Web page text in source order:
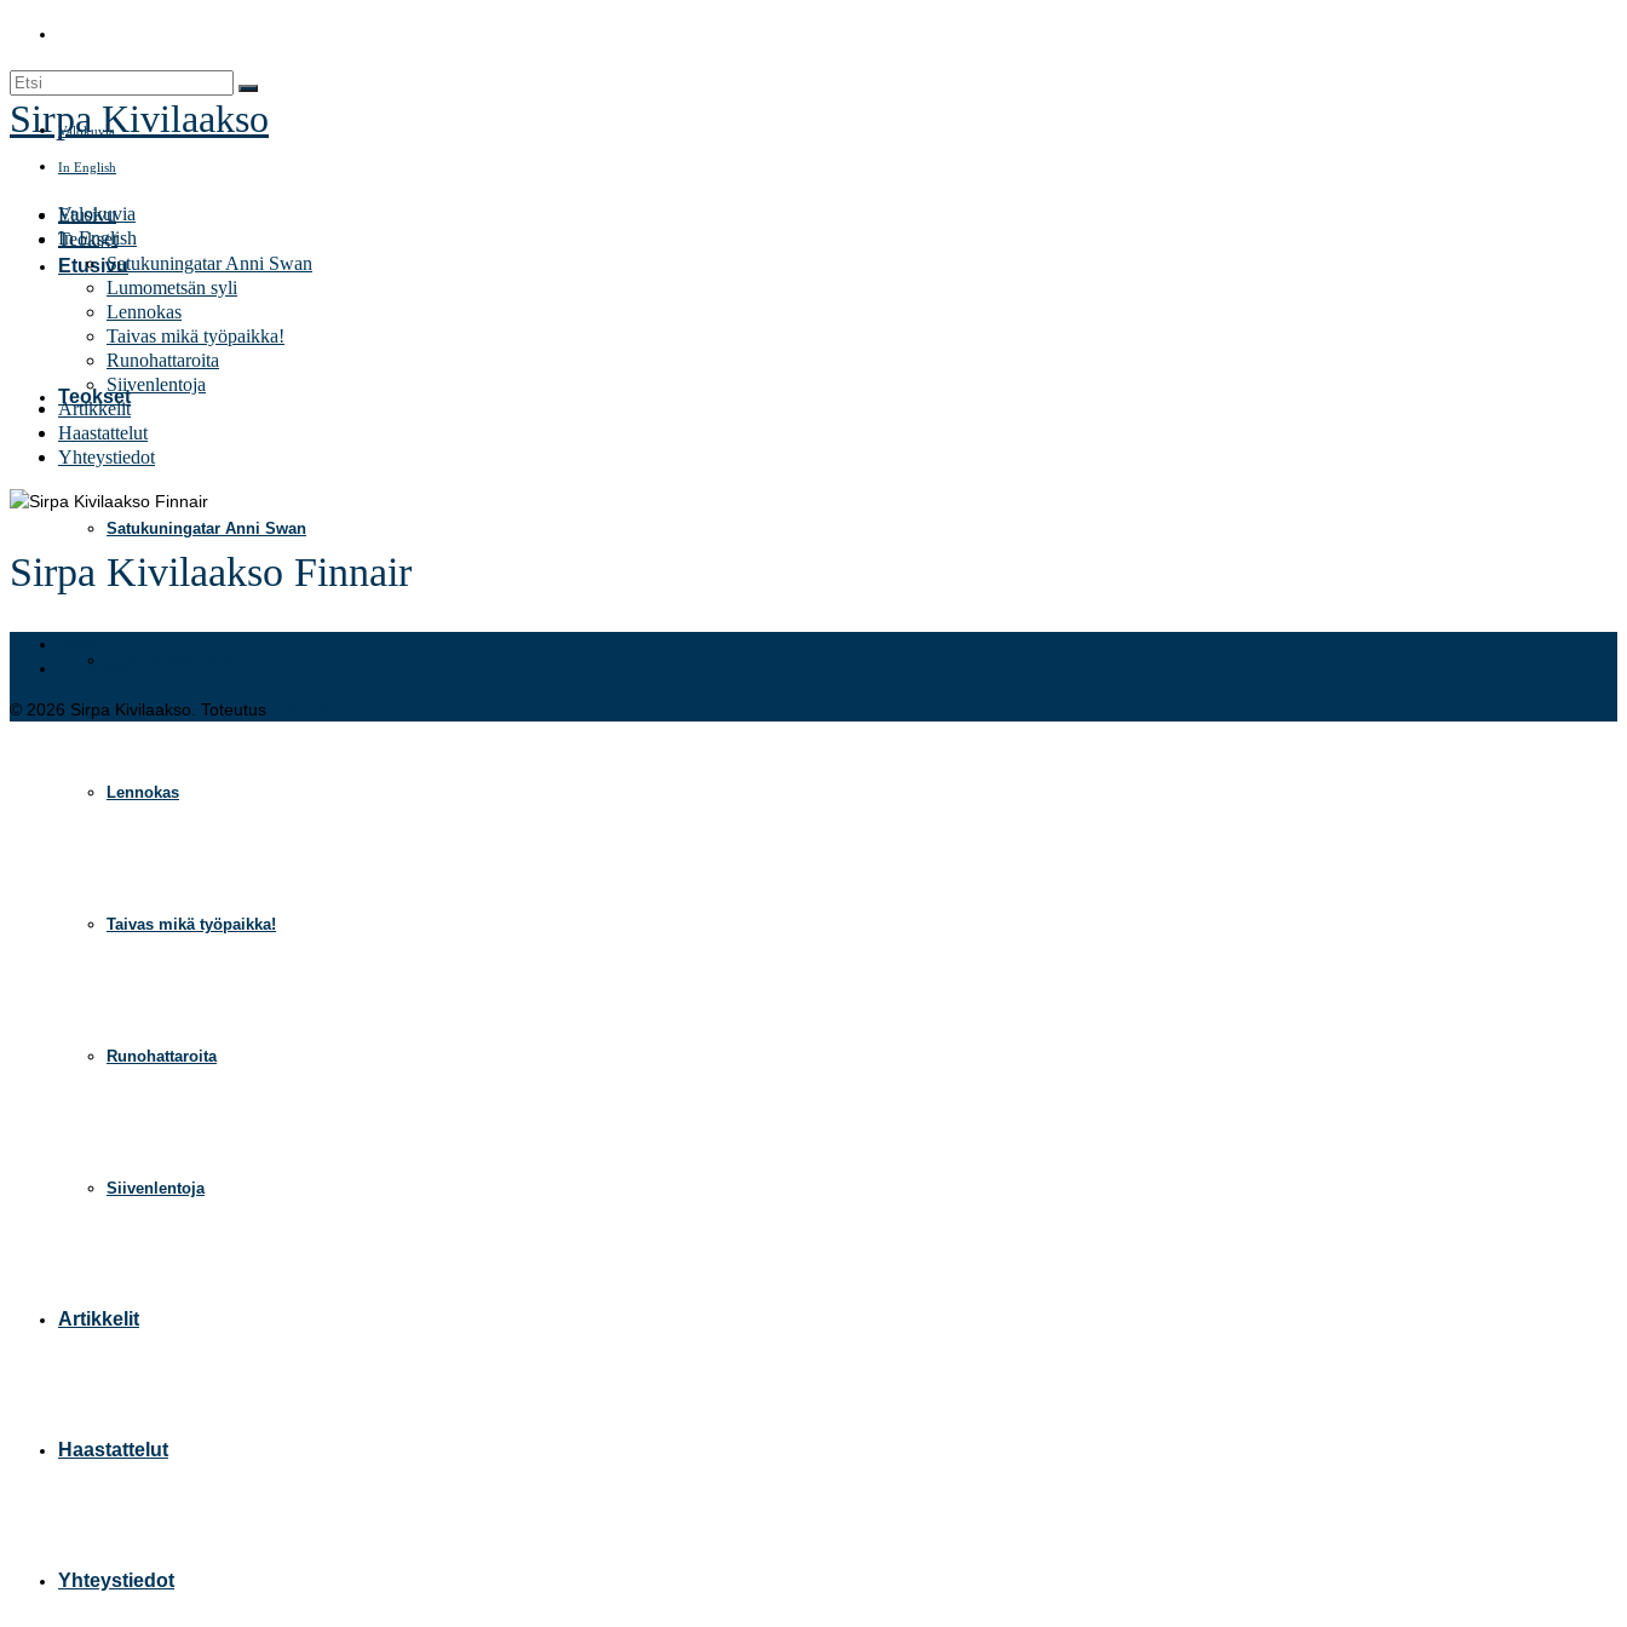
Search
for:
Valokuvia
In English
Valokuvia
In English
Sirpa Kivilaakso
Etusivu
Teokset
Satukuningatar Anni Swan
Lennokas
Taivas mikä työpaikka!
Runohattaroita
Siivenlentoja
Artikkelit
Haastattelut
Yhteystiedot
Etusivu
Teokset
Satukuningatar Anni Swan
Lumometsän syli
Lennokas
Taivas mikä työpaikka!
Runohattaroita
Siivenlentoja
Artikkelit
Haastattelut
Yhteystiedot
Sirpa Kivilaakso Finnair
In English
© 2026 Sirpa Kivilaakso. Toteutus